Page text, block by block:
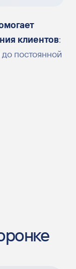
клиентов:
постоянной